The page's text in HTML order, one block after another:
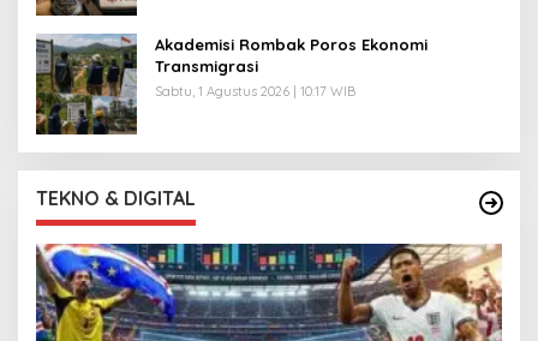
Akademisi Rombak Poros Ekonomi
Transmigrasi
Sabtu, 1 Agustus 2026 | 10:17 WIB
TEKNO & DIGITAL